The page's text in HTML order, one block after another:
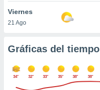
de
posible
en
a lo que
Para
su
Viernes
21 Ago
Gráficas del tiempo
34° 32° 33° 35° 38° 38°